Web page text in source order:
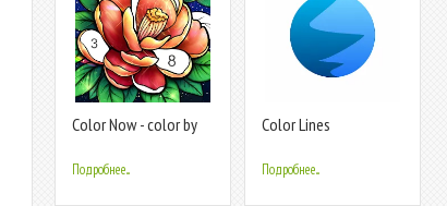
Color Now - color by
Подробнее...
Color Lines
Подробнее...